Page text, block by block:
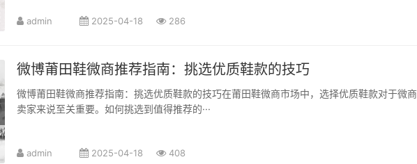
admin 2025-04-18 286
微博莆田鞋微商推荐指南：挑选优质鞋款的技巧
微博莆田鞋微商推荐指南：挑选优质鞋款的技巧在莆田鞋微商市场中，选择优质鞋款对于微商
卖家来说至关重要。如何挑选到值得推荐的···
admin 2025-04-18 408